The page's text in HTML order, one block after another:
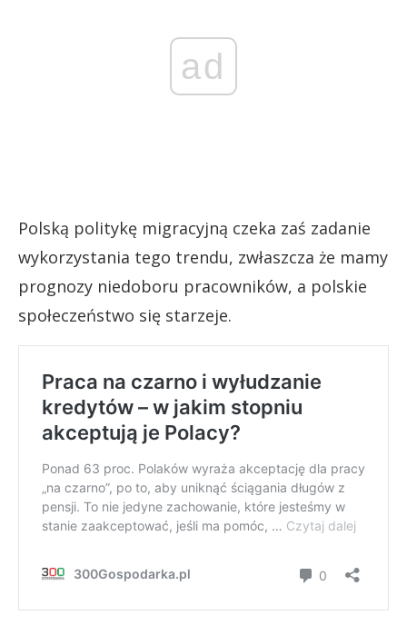
ad
Polską politykę migracyjną czeka zaś zadanie
wykorzystania tego trendu, zwłaszcza że mamy
prognozy niedoboru pracowników, a polskie
społeczeństwo się starzeje.